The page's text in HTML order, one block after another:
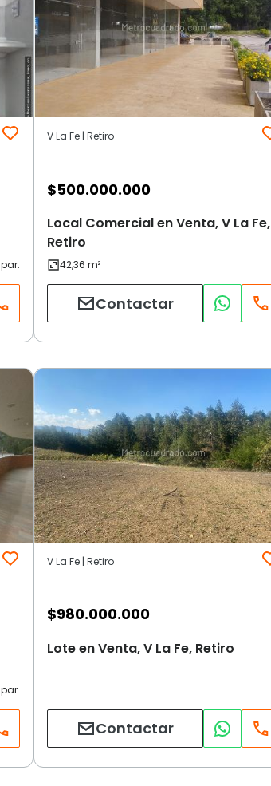
V La Fe | Retiro
$500.000.000
Local Comercial en Venta, V La Fe,
Retiro
Contactar
V La Fe | Retiro
$980.000.000
Lote en Venta, V La Fe, Retiro
Contactar